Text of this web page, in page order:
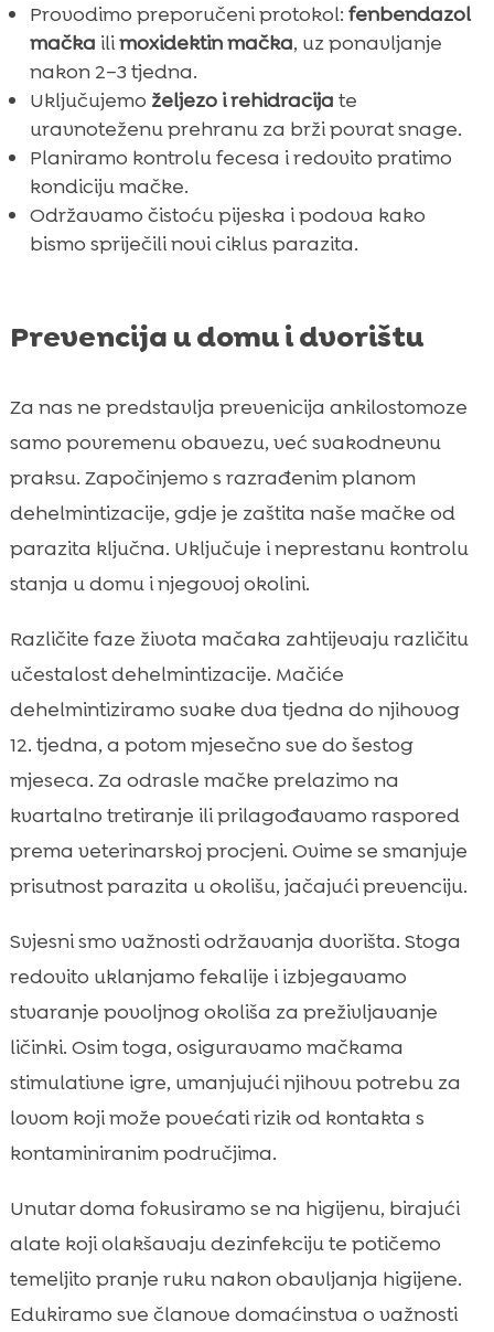
Provodimo preporučeni protokol: fenbendazol
mačka ilimoxidektin mačka, uz ponavljanje
nakon 2–3 tjedna.
Uključujemo željezo i rehidracija te
uravnoteženu prehranu za brži povrat snage.
Planiramo kontrolu fecesa i redovito pratimo
kondiciju mačke.
Održavamo čistoću pijeska i podova kako
bismo spriječili novi ciklus parazita.
Prevencija u domu i dvorištu
Za nas ne predstavlja prevenicija ankilostomoze
samo povremenu obavezu, već svakodnevnu
praksu. Započinjemo s razrađenim planom
dehelmintizacije, gdje je zaštita naše mačke od
parazita ključna. Uključuje i neprestanu kontrolu
stanja u domu i njegovoj okolini.
Različite faze života mačaka zahtijevaju različitu
učestalost dehelmintizacije. Mačiće
dehelmintiziramo svake dva tjedna do njihovog
12. tjedna, a potom mjesečno sve do šestog
mjeseca. Za odrasle mačke prelazimo na
kvartalno tretiranje ili prilagođavamo raspored
prema veterinarskoj procjeni. Ovime se smanjuje
prisutnost parazita u okolišu, jačajući prevenciju.
Svjesni smo važnosti održavanja dvorišta. Stoga
redovito uklanjamo fekalije i izbjegavamo
stvaranje povoljnog okoliša za preživljavanje
ličinki. Osim toga, osiguravamo mačkama
stimulativne igre, umanjujući njihovu potrebu za
lovom koji može povećati rizik od kontakta s
kontaminiranim područjima.
Unutar doma fokusiramo se na higijenu, birajući
alate koji olakšavaju dezinfekciju te potičemo
temeljito pranje ruku nakon obavljanja higijene.
Edukiramo sve članove domaćinstva o važnosti